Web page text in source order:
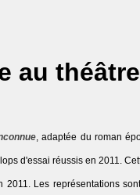
au théâtre
, adaptée du roman
d'essai réussis en 2011.
Les représentations